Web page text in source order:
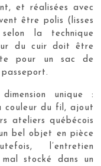
et réalisées avec
être polis (lisses
la technique
du cuir doit être
pour un sac de
unique :
couleur du fil, ajout
ateliers québécois
bel objet en pièce
l’entretien
stocké dans un